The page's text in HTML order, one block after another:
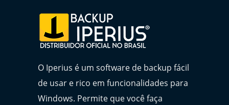
O Iperius é um software de backup fácil
de usar e rico em funcionalidades para
Windows. Permite que você faça